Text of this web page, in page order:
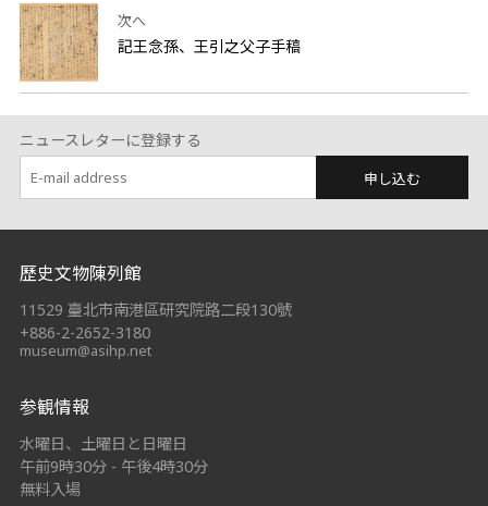
次へ
記王念孫、王引之父子手稿
ニュースレターに登録する
申し込む
:::
歷史文物陳列館
11529 臺北市南港區研究院路二段130號
+886-2-2652-3180
museum@asihp.net
参観情報
水曜日、土曜日と日曜日
午前9時30分 - 午後4時30分
無料入場